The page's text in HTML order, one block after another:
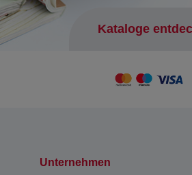
Kataloge
Unternehmen